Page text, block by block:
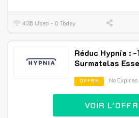
435 Used - 0 Today
Réduc Hypnia :
Surmatelas
OFFRE No Expires
VOIR